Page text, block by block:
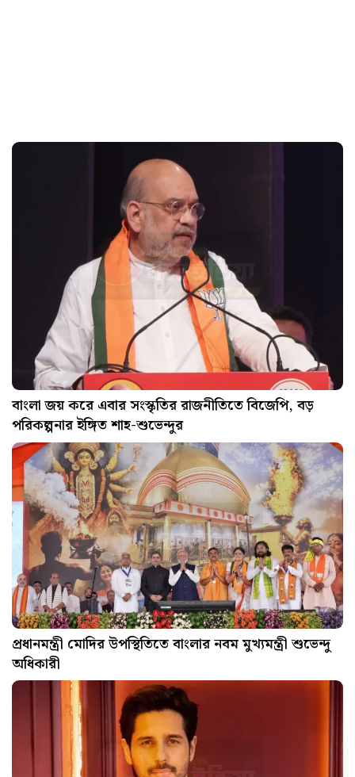
বাংলা জয় করে এবার সংস্কৃতির রাজনীতিতে বিজেপি, বড়
পরিকল্পনার ইঙ্গিত শাহ-শুভেন্দুর
প্রধানমন্ত্রী মোদির উপস্থিতিতে বাংলার নবম মুখ্যমন্ত্রী শুভেন্দু
অধিকারী